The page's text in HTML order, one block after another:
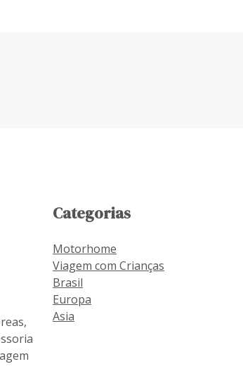
Categorias
Motorhome
Viagem com Crianças
Brasil
Europa
Asia